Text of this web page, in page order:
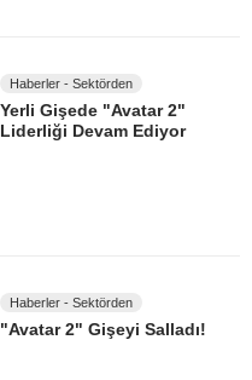
Haberler - Sektörden
Yerli Gişede "Avatar 2"
Liderliği Devam Ediyor
Haberler - Sektörden
"Avatar 2" Gişeyi Salladı!